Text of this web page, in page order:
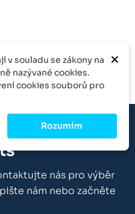
nás pro výběr
nám nebo začněte
×
v souladu se zákony na
nazývané cookies.
cookies souborů pro
Rozumím